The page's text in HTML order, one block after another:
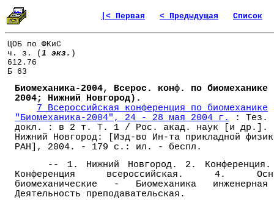
|< Первая < Предыдущая Список
ЦОБ по ФКиС
ч. з. ( 1 экз. )
612.76
Б 63
Биомеханика-2004, Всерос. конф. по
2004; Нижний Новгород).
7 Всероссийская конференция по биомеханике
"Биомеханика-2004", 24 - 28 мая 2004 г.
: Тез.
докл. : в 2 т. Т. 1 / Рос. акад. наук [и др.].
Нижний Новгород: [Изд-во Ин-та прикладной
РАН], 2004. - 179 с.: ил. - беспл.
-- 1. Нижний Новгород. 2.
Конференция всероссийская. 4.
биомеханические - Биомеханика
Деятельность преподавательская.